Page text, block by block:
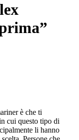
è che ti
cui questo tipo di
li hanno